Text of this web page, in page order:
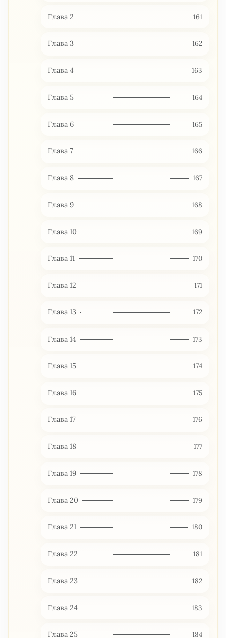
Глава 2 161
Глава 3 162
Глава 4 163
Глава 5 164
Глава 6 165
Глава 7 166
Глава 8 167
Глава 9 168
Глава 10 169
Глава 11 170
Глава 12 171
Глава 13 172
Глава 14 173
Глава 15 174
Глава 16 175
Глава 17 176
Глава 18 177
Глава 19 178
Глава 20 179
Глава 21 180
Глава 22 181
Глава 23 182
Глава 24 183
Глава 25 184